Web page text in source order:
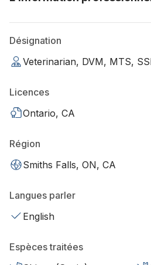
Désignation
Veterinarian, DVM, MTS,
Licences
Ontario, CA
Région
Smiths Falls, ON, CA
Langues parler
English
Espèces traitées